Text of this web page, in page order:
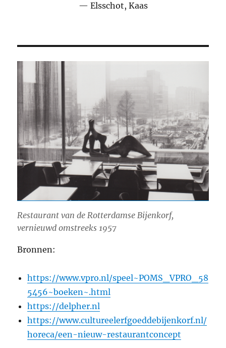
Elsschot, Kaas
Restaurant van de Rotterdamse Bijenkorf,
vernieuwd omstreeks 1957
Bronnen:
https://www.vpro.nl/speel~POMS_VPRO_58
5456~boeken~.html
https://delpher.nl
https://www.cultureelerfgoeddebijenkorf.nl/
horeca/een-nieuw-restaurantconcept